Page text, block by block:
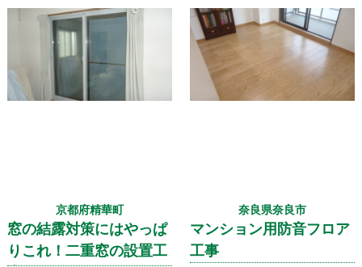
いう点があります。そこで今
回、思い切って床を作り2階の
お部屋の一部として取り入れま
した。
京都府精華町
窓の結露対策にはやっぱ
りこれ！二重窓の設置工
奈良県奈良市
マンション用防音フロア
工事